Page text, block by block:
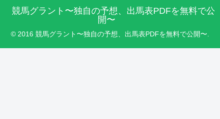
競馬グラント〜独自の予想、出馬表PDFを無料で公
開〜
© 2016 競馬グラント〜独自の予想、出馬表PDFを無料で公開〜.